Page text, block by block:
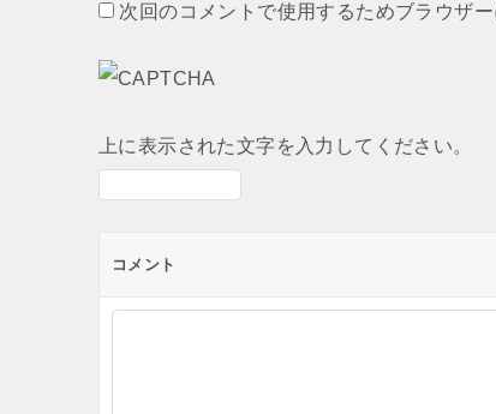
次回のコメントで使用するためブラウザ
上に表示された文字を入力してください。
コメント